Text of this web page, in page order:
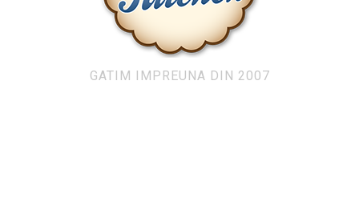
GATIM IMPREUNA DIN 2007